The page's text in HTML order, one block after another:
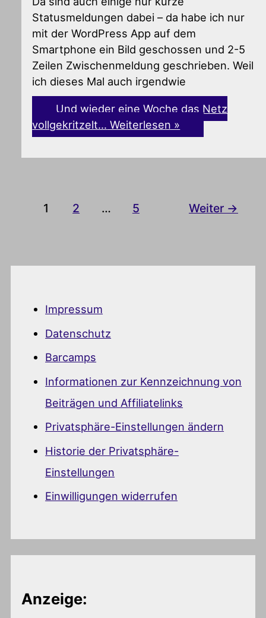
Statusmeldungen dabei – da habe ich nur
mit der WordPress App auf dem
Smartphone ein Bild geschossen und 2-5
Zeilen Zwischenmeldung geschrieben. Weil
ich dieses Mal auch irgendwie
Und wieder eine Woche das Netz
vollgekritzelt… Weiterlesen »
1 2 … 5 Weiter →
Impressum
Datenschutz
Barcamps
Informationen zur Kennzeichnung von
Beiträgen und Affiliatelinks
Privatsphäre-Einstellungen ändern
Historie der Privatsphäre-
Einstellungen
Einwilligungen widerrufen
Anzeige: